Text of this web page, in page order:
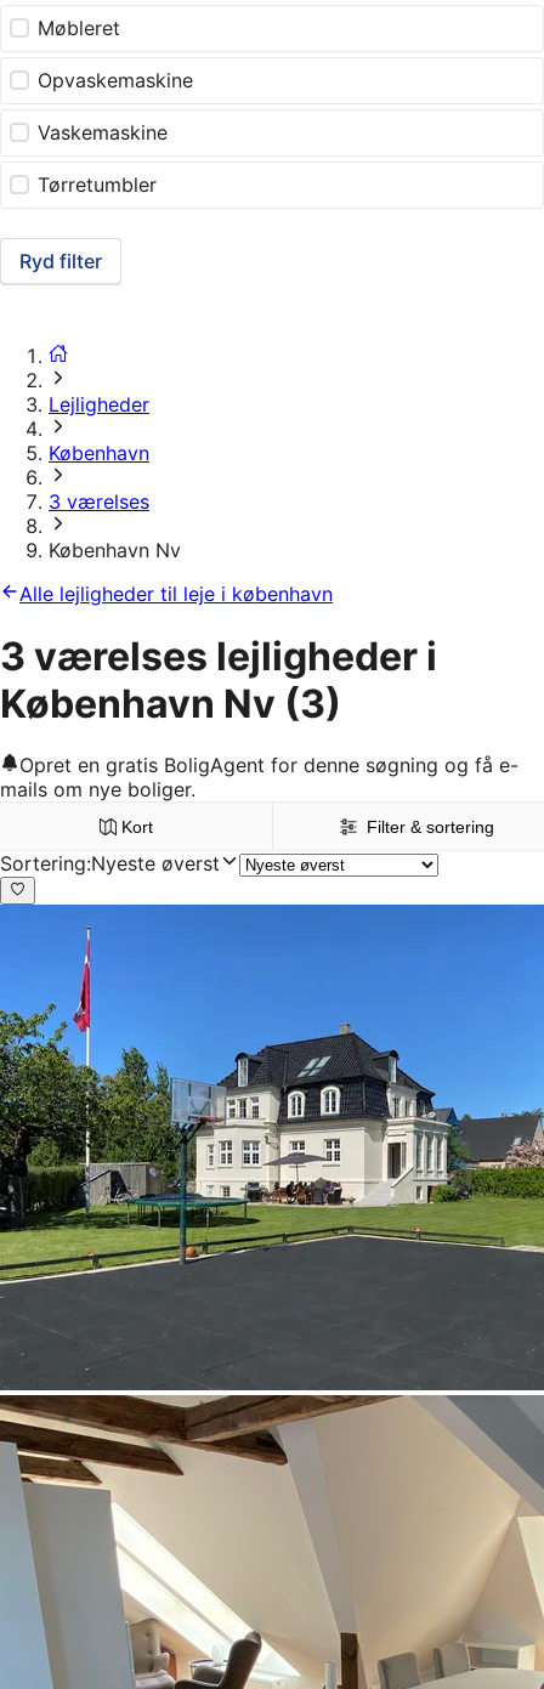
Møbleret
Opvaskemaskine
Vaskemaskine
Tørretumbler
Ryd filter
Lejligheder
København
3 værelses
København Nv
Alle lejligheder til leje i københavn
3 værelses lejligheder i
København Nv (3)
Opret en gratis BoligAgent for denne søgning og få e-
mails om nye boliger.
Kort Filter & sortering
Sortering:Nyeste øverst